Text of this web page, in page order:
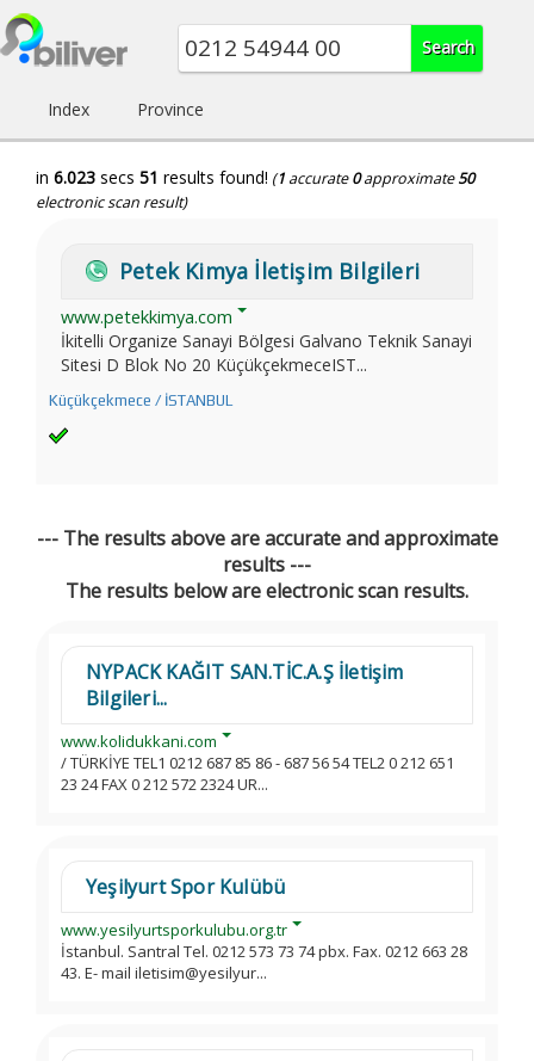
Index Province
in 6.023 secs 51 results found! (1 accurate0approximate50
electronic scan result)
Petek Kimya İletişim Bilgileri
www.petekkimya.com
İkitelli Organize Sanayi Bölgesi Galvano Teknik Sanayi
Sitesi D Blok No 20 KüçükçekmeceIST...
Küçükçekmece / İSTANBUL
--- The results above are accurate and approximate
results ---
The results below are electronic scan results.
NYPACK KAĞIT SAN.TİC.A.Ş İletişim
Bilgileri...
www.kolidukkani.com
/ TÜRKİYE TEL1 0212 687 85 86 - 687 56 54 TEL2 0 212 651
23 24 FAX 0 212 572 2324 UR...
Yeşilyurt Spor Kulübü
www.yesilyurtsporkulubu.org.tr
İstanbul. Santral Tel. 0212 573 73 74 pbx. Fax. 0212 663 28
43. E- mail iletisim@yesilyur...